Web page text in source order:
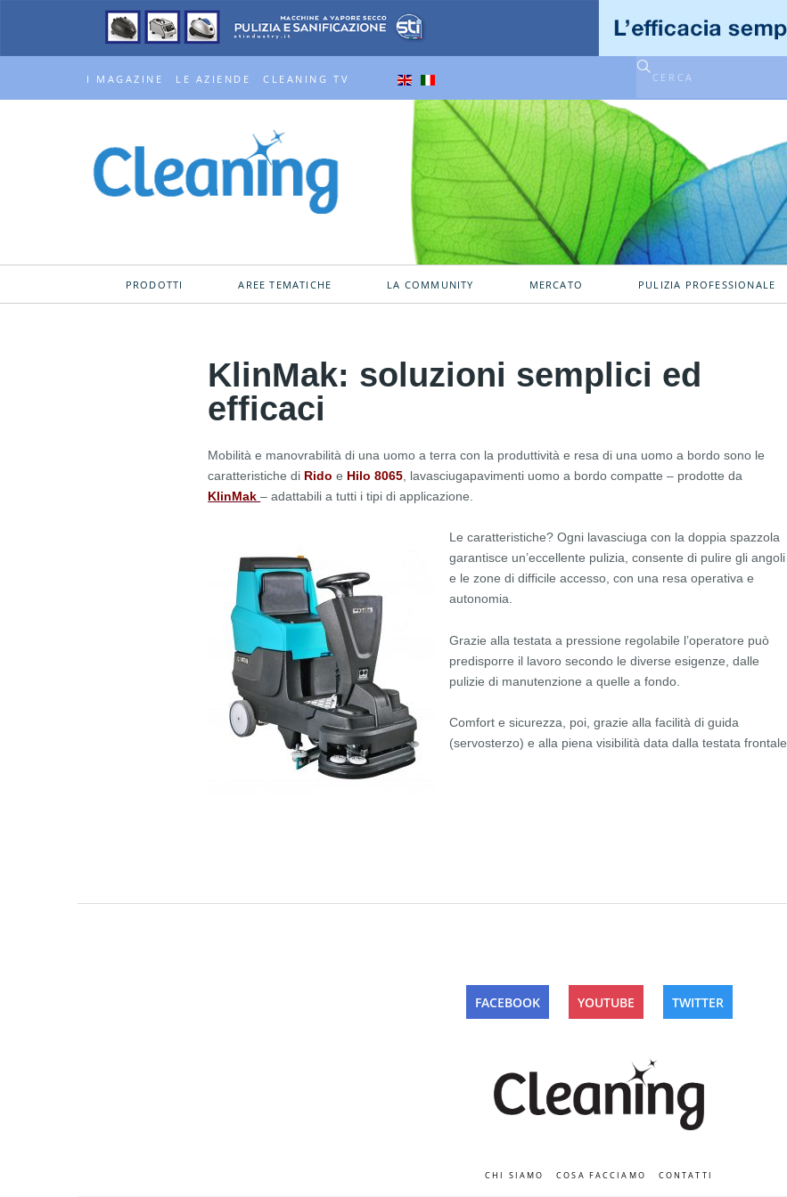
I MAGAZINE LE AZIENDE CLEANING TV
PRODOTTI AREE TEMATICHE LA COMMUNITY MERCATO PULIZIA PROFESSIONALE
KlinMak: soluzioni semplici ed
efficaci
Mobilità e manovrabilità di una uomo a terra con la produttività e resa di una uomo a bordo sono le
caratteristiche di Rido e Hilo 8065 , lavasciugapavimenti uomo a bordo compatte – prodotte da
KlinMak– adattabili a tutti i tipi di applicazione.
Le caratteristiche? Ogni lavasciuga con la doppia spazzola
garantisce un’eccellente pulizia, consente di pulire gli angoli
e le zone di difficile accesso, con una resa operativa e
autonomia.
Grazie alla testata a pressione regolabile l’operatore può
predisporre il lavoro secondo le diverse esigenze, dalle
pulizie di manutenzione a quelle a fondo.
Comfort e sicurezza, poi, grazie alla facilità di guida
(servosterzo) e alla piena visibilità data dalla testata frontale.
FACEBOOK YOUTUBE TWITTER
CHI SIAMO COSA FACCIAMO CONTATTI